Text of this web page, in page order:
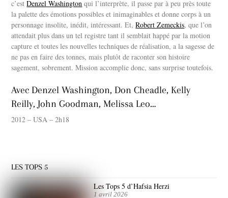
c’estDenzel Washington qui l’interprète, il passe par à peu près toute
la palette des émotions possibles et inimaginables et donne corps à un
personnage insolite, inédit, intéressant. Et,Robert Zemeckis, que l’on
attendait plus dans un tel registre tant il semblait happé par la motion
capture et toutes les nouvelles techniques de réalisation, a la sagesse de
ne pas en faire des tonnes, mais plutôt de raconter son histoire
sagement, sobrement. Mission accomplie donc, sans surprise toutefois.
Avec Denzel Washington, Don Cheadle, Kelly
Reilly, John Goodman, Melissa Leo…
2012 – USA – 2h18
LES TOPS 5
Les Tops 5 d’Hafsia Herzi
1 avril 2026